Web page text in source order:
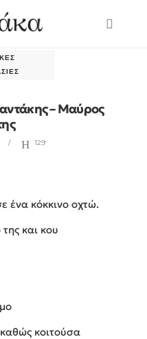
– Μαύρος
129
ένα κόκκινο οχτώ.
και κου
κοιτούσα